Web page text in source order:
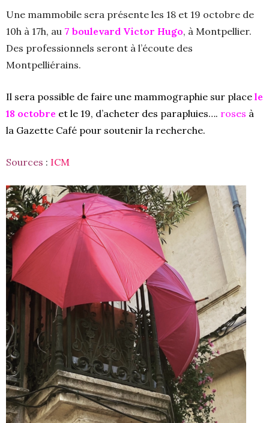
Une mammobile sera présente les 18 et 19 octobre de
10h à 17h, au 7 boulevard Victor Hugo, à Montpellier.
Des professionnels seront à l’écoute des
Montpelliérains.
Il sera possible de faire une mammographie sur place le
18 octobre et le 19, d’acheter des parapluies…. roses à
la Gazette Café pour soutenir la recherche.
Sources : ICM